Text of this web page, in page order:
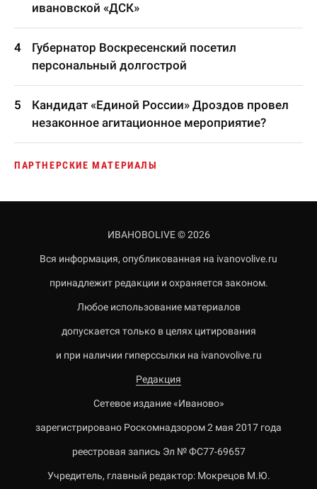
ивановской «ДСК»
Губернатор Воскресенский посетил
персональный долгострой
Кандидат «Единой России» Дроздов провел
незаконное агитационное мероприятие?
ПАРТНЕРСКИЕ МАТЕРИАЛЫ
ИВАНОВОLIVE © 2026
Вся информация, опубликованная на ivanovolive.ru
принадлежит редакции и охраняется законом.
Любое использование материалов
допускается только в целях цитирования
и при наличии гиперссылки на ivanovolive.ru
Редакция
Сетевое издание «Иваново»
зарегистрировано Роскомнадзором 2 мая 2017 года
реестровая запись Эл № ФС77-69657
Учредитель, главный редактор: Мокрецов М.Ю.